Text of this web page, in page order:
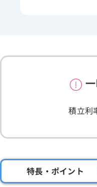
積立利
特長・ポイント